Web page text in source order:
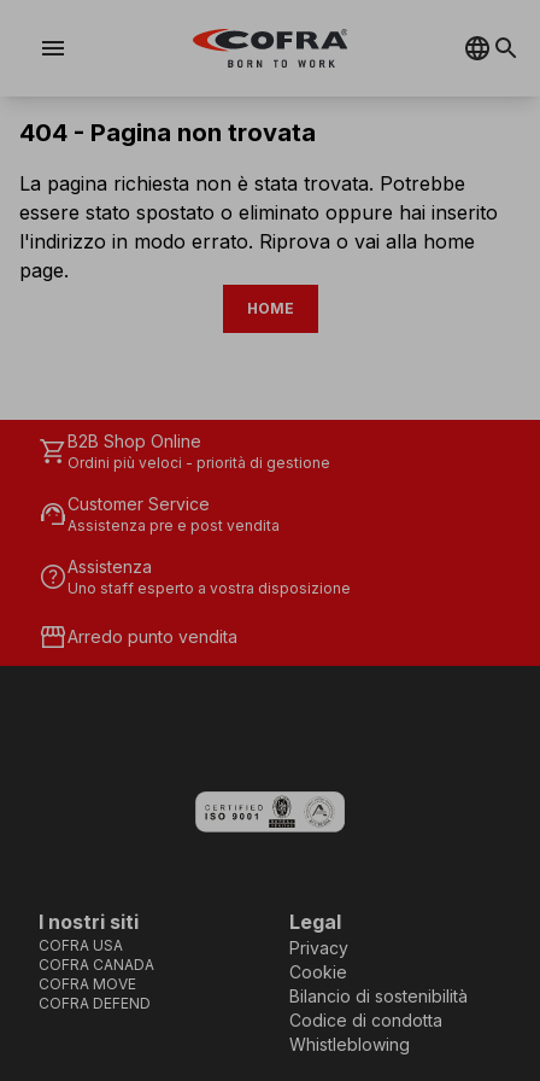
menu
404 - Pagina non trovata
La pagina richiesta non è stata trovata. Potrebbe
essere stato spostato o eliminato oppure hai inserito
l'indirizzo in modo errato. Riprova o vai alla home
page.
HOME
shopping_cartB2B Shop Online
Ordini più veloci - priorità di gestione
support_agentCustomer Service
Assistenza pre e post vendita
helpAssistenza
Uno staff esperto a vostra disposizione
storefrontArredo punto vendita
I nostri siti
COFRA USA
COFRA CANADA
COFRA MOVE
COFRA DEFEND
Legal
Privacy
Cookie
Bilancio di sostenibilità
Codice di condotta
Whistleblowing